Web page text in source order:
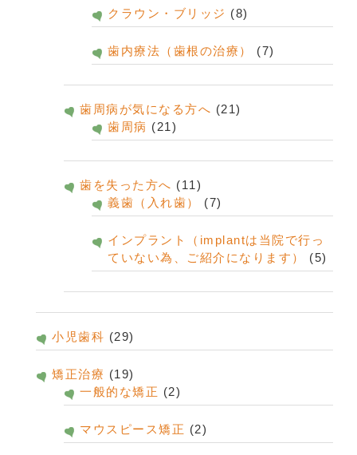
クラウン・ブリッジ (8)
歯内療法（歯根の治療） (7)
歯周病が気になる方へ (21)
歯周病 (21)
歯を失った方へ (11)
義歯（入れ歯）
(7)
インプラント（implantは当院で行っ
ていない為、ご紹介になります）
(5)
小児歯科 (29)
矯正治療 (19)
一般的な矯正 (2)
マウスピース矯正 (2)